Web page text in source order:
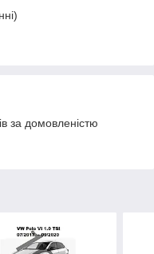
за домовленістю